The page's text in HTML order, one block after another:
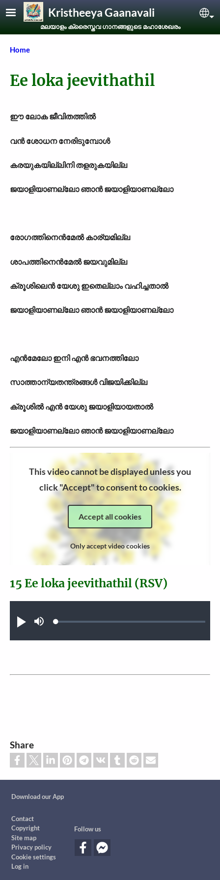
Skip to main contentKristheeya Gaanavali
മലയാളം ക്രൈസ്തവ ഗാനങ്ങളുടെ മഹാശേഖരം
Breadcrumb
Home
Ee loka jeevithathil
ഈ ലോക ജീവിതത്തില്‍
വന്‍ ശോധന നേരിടുമ്പോള്‍
കരയുകയില്ലിനി തളരുകയില്ല
ജയാളിയാണല്ലോ ഞാന്‍ ജയാളിയാണല്ലോ
രോഗത്തിനെന്‍മേല്‍ കാര‍്യമില്ല
ശാപത്തിനെന്‍മേല്‍ ജയവുമില്ല
ക്രൂശിലെന്‍ യേശു ഇതെല്ലാം വഹിച്ചതാല്‍
ജയാളിയാണല്ലോ ഞാന്‍ ജയാളിയാണല്ലോ
എന്‍മേലോ ഇനി എന്‍ ഭവനത്തിലോ
സാത്താന‍്യതന്ത്രങ്ങള്‍ വിജയിക്കില്ല
ക്രൂശില്‍ എന്‍ യേശു ജയാളിയായതാല്‍
ജയാളിയാണല്ലോ ഞാന്‍ ജയാളിയാണല്ലോ
This video cannot be displayed unless you
click "Accept" to consent to cookies.
Accept all cookies
Only accept video cookies
Play MuteLoaded:
15 Ee loka jeevithathil (RSV)
Share
Download our App
Contact
Copyright
Site map
Privacy policy
Cookie settings
Log in
Follow us